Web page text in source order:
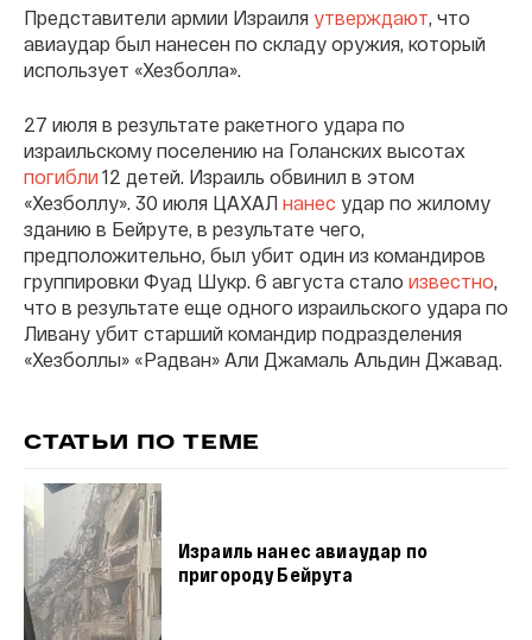
Представители армии Израиля утверждают, что
авиаудар был нанесен по складу оружия, который
использует «Хезболла».
27 июля в результате ракетного удара по
израильскому поселению на Голанских высотах
погибли 12 детей. Израиль обвинил в этом
«Хезболлу». 30 июля ЦАХАЛ нанес удар по жилому
зданию в Бейруте, в результате чего,
предположительно, был убит один из командиров
группировки Фуад Шукр. 6 августа стало известно,
что в результате еще одного израильского удара по
Ливану убит старший командир подразделения
«Хезболлы» «Радван» Али Джамаль Альдин Джавад.
СТАТЬИ ПО ТЕМЕ
Израиль нанес авиаудар по
пригороду Бейрута